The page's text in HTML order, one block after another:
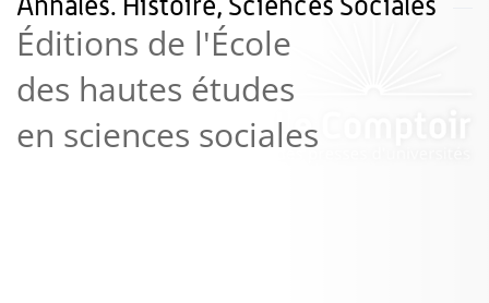
Éditions de l'École
des hautes études
en sciences sociales